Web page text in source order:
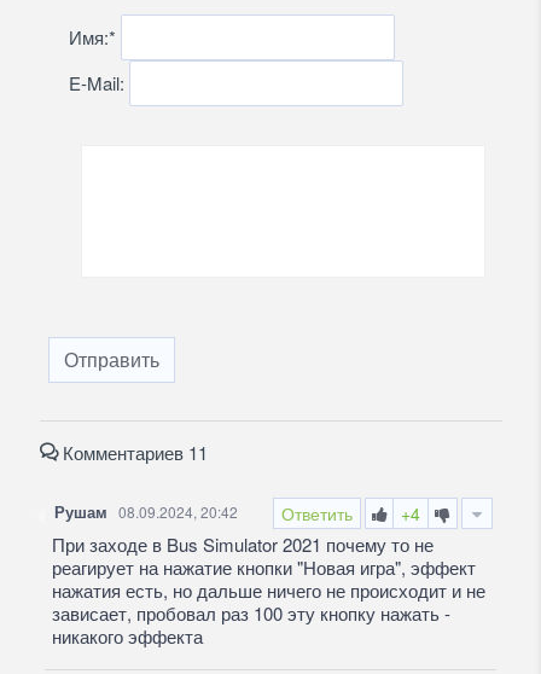
Имя:*
E-Mail:
Отправить
Комментариев 11
Ответить +4
Рушам 08.09.2024, 20:42
При заходе в Bus Simulator 2021 почему то не
реагирует на нажатие кнопки "Новая игра", эффект
нажатия есть, но дальше ничего не происходит и не
зависает, пробовал раз 100 эту кнопку нажать -
никакого эффекта